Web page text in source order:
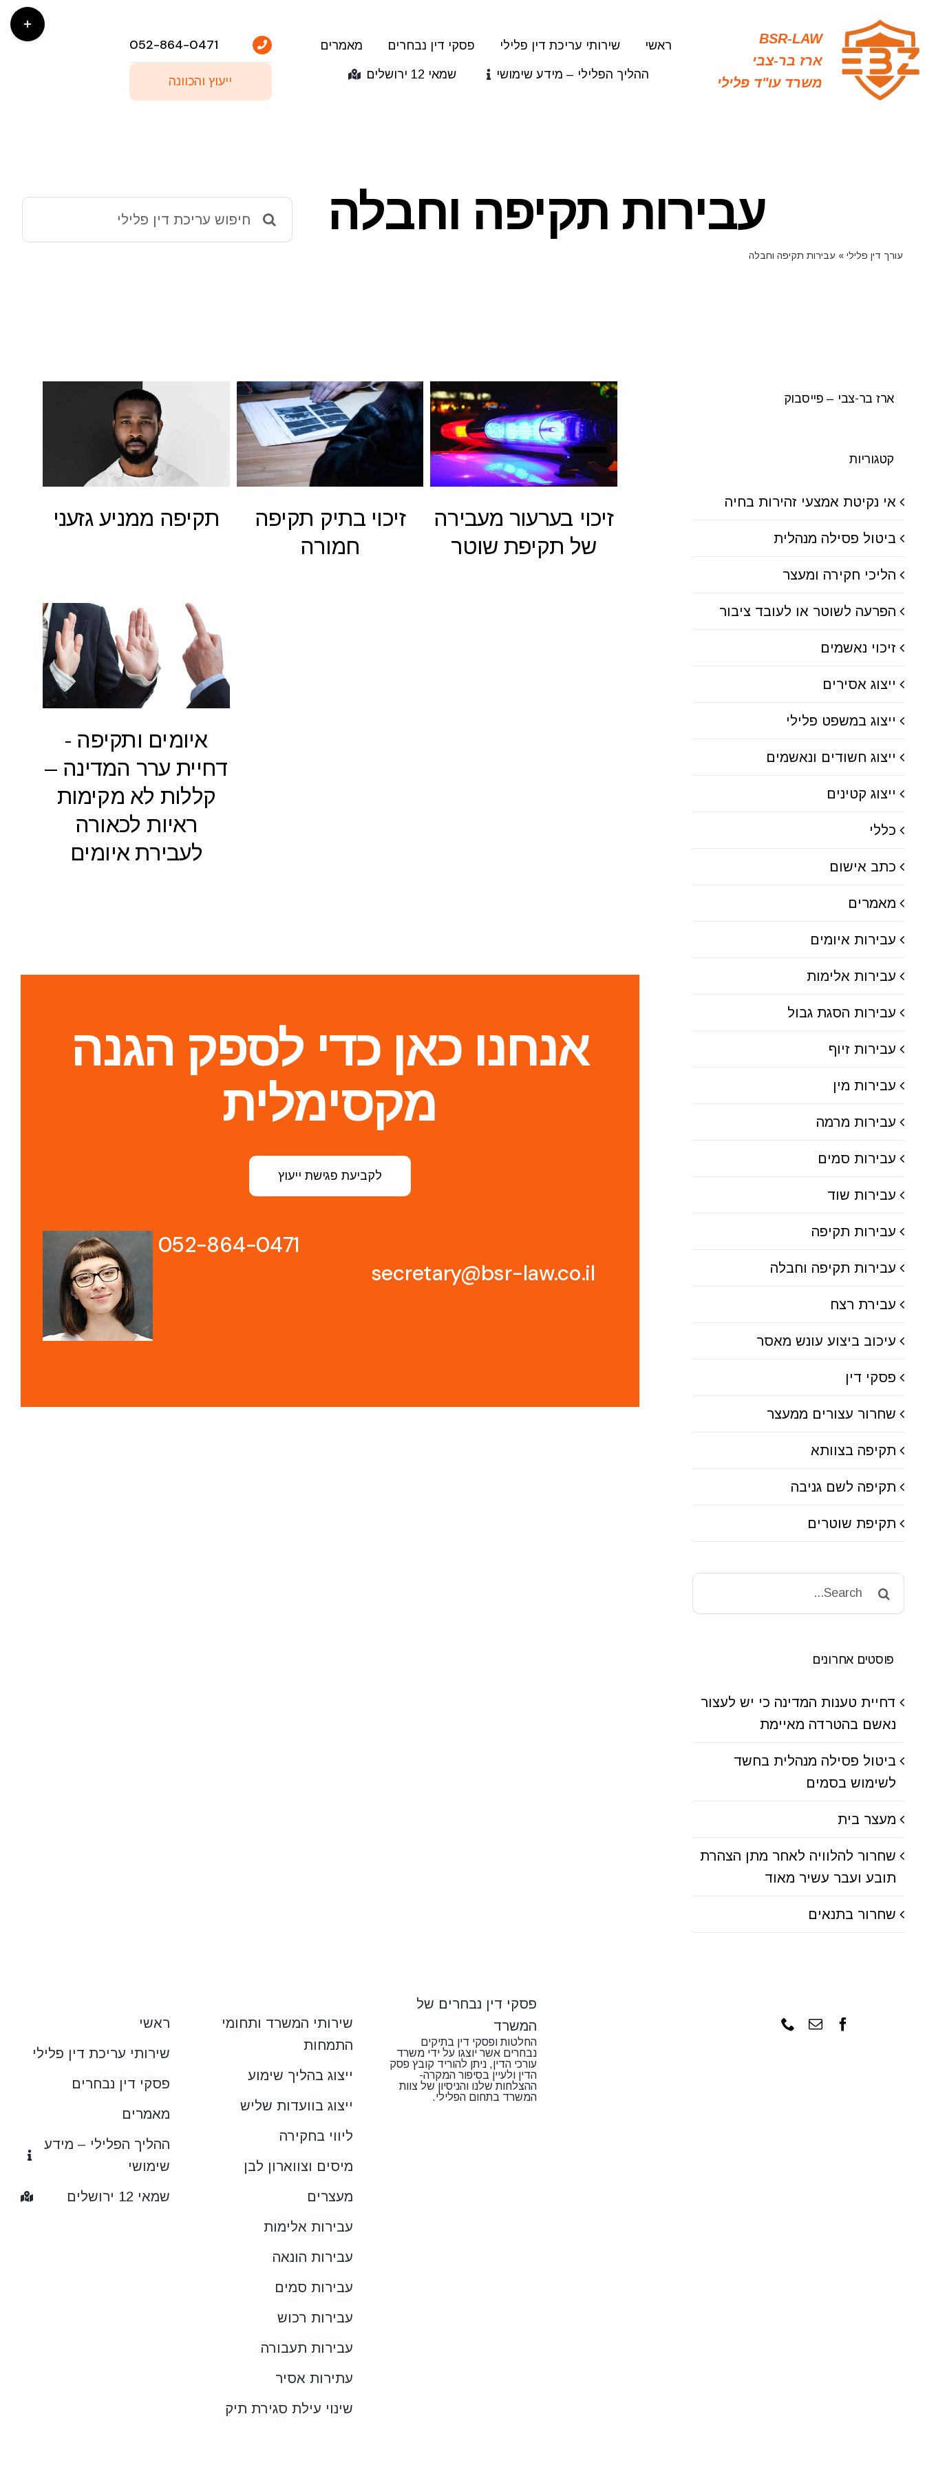
to
content
BSR-LAW
ארז בר-צבי
משרד עו"ד פלילי
ראשי שירותי עריכת דין פלילי פסקי דין נבחרים מאמרים
ההליך הפלילי – מידע שימושי שמאי 12 ירושלים
052-864-0471
ייעוץ והכוונה
עבירות תקיפה וחבלה
עורך דין פלילי» עבירות תקיפה וחבלה
for:
תקיפה ממניע גזעני
זיכוי בתיק תקיפה
חמורה
זיכוי בערעור מעבירה
של תקיפת שוטר
איומים ותקיפה -
דחיית ערר המדינה –
קללות לא מקימות
ראיות לכאורה
לעבירת איומים
אנחנו כאן כדי לספק הגנה
מקסימלית
לקביעת פגישת ייעוץ
secretary@bsr-law.co.il
052-864-0471
ארז בר-צבי – פייסבוק
קטגוריות
אי נקיטת אמצעי זהירות בחיה
ביטול פסילה מנהלית
הליכי חקירה ומעצר
הפרעה לשוטר או לעובד ציבור
זיכוי נאשמים
ייצוג אסירים
ייצוג במשפט פלילי
ייצוג חשודים ונאשמים
ייצוג קטינים
כללי
כתב אישום
מאמרים
עבירות איומים
עבירות אלימות
עבירות הסגת גבול
עבירות זיוף
עבירות מין
עבירות מרמה
עבירות סמים
עבירות שוד
עבירות תקיפה
עבירות תקיפה וחבלה
עבירת רצח
עיכוב ביצוע עונש מאסר
פסקי דין
שחרור עצורים ממעצר
תקיפה בצוותא
תקיפה לשם גניבה
תקיפת שוטרים
for:
פוסטים אחרונים
דחיית טענות המדינה כי יש לעצור
נאשם בהטרדה מאיימת
ביטול פסילה מנהלית בחשד
לשימוש בסמים
מעצר בית
שחרור להלוויה לאחר מתן הצהרת
תובע ועבר עשיר מאוד
שחרור בתנאים
פסקי דין נבחרים של
המשרד
החלטות ופסקי דין בתיקים
נבחרים אשר יוצגו על ידי משרד
עורכי הדין, ניתן להוריד קובץ פסק
הדין ולעיין בסיפור המקרה-
ההצלחות שלנו והניסיון של צוות
המשרד בתחום הפלילי.
שירותי המשרד ותחומי
התמחות
ייצוג בהליך שימוע
ייצוג בוועדות שליש
ליווי בחקירה
מיסים וצווארון לבן
מעצרים
עבירות אלימות
עבירות הונאה
עבירות סמים
עבירות רכוש
עבירות תעבורה
עתירות אסיר
שינוי עילת סגירת תיק
ראשי
שירותי עריכת דין פלילי
פסקי דין נבחרים
מאמרים
ההליך הפלילי – מידע
שימושי
שמאי 12 ירושלים
Toggle
Sliding